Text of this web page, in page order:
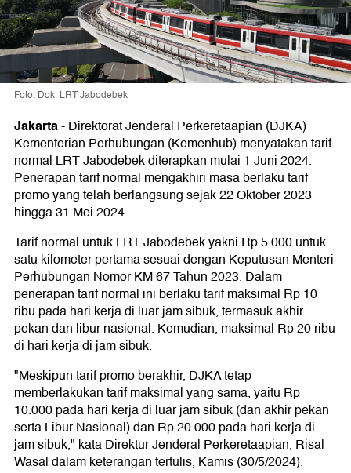
Foto: Dok. LRT Jabodebek
Jakarta-Direktorat Jenderal Perkeretaapian (DJKA)
Kementerian Perhubungan (Kemenhub) menyatakan tarif
normal LRT Jabodebek diterapkan mulai 1 Juni 2024.
Penerapan tarif normal mengakhiri masa berlaku tarif
promo yang telah berlangsung sejak 22 Oktober 2023
hingga 31 Mei 2024.
Tarif normal untuk LRT Jabodebek yakni Rp 5.000 untuk
satu kilometer pertama sesuai dengan Keputusan Menteri
Perhubungan Nomor KM 67 Tahun 2023. Dalam
penerapan tarif normal ini berlaku tarif maksimal Rp 10
ribu pada hari kerja di luar jam sibuk, termasuk akhir
pekan dan libur nasional. Kemudian, maksimal Rp 20 ribu
di hari kerja di jam sibuk.
"Meskipun tarif promo berakhir, DJKA tetap
memberlakukan tarif maksimal yang sama, yaitu Rp
10.000 pada hari kerja di luar jam sibuk (dan akhir pekan
serta Libur Nasional) dan Rp 20.000 pada hari kerja di
jam sibuk," kata Direktur Jenderal Perkeretaapian, Risal
Wasal dalam keterangan tertulis, Kamis (30/5/2024).